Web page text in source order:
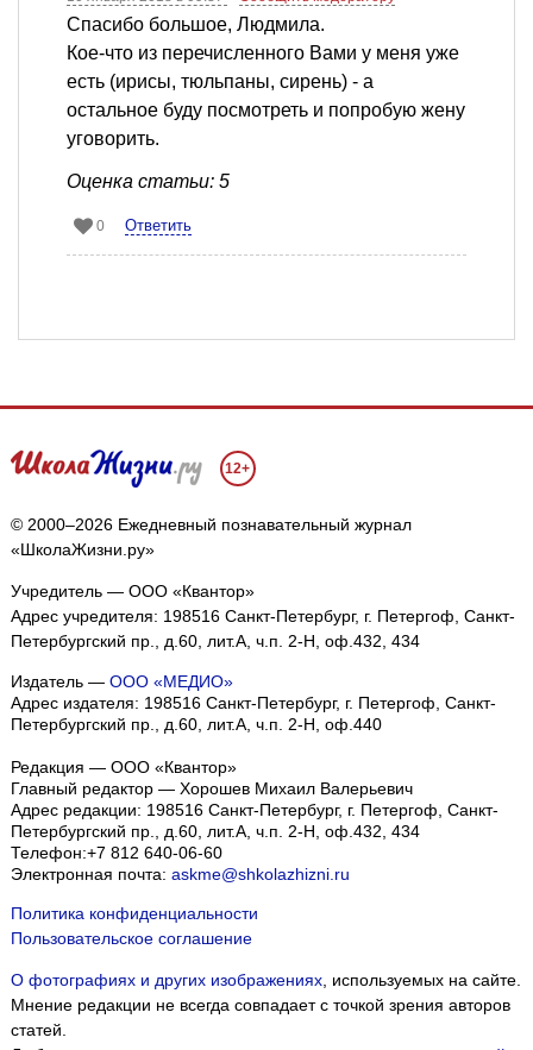
Спасибо большое, Людмила.
Кое-что из перечисленного Вами у меня уже
есть (ирисы, тюльпаны, сирень) - а
остальное буду посмотреть и попробую жену
уговорить.
Оценка статьи: 5
0 Ответить
12+
© 2000–2026 Ежедневный познавательный журнал
«ШколаЖизни.ру»
Учредитель — ООО «Квантор»
Адрес учредителя: 198516 Санкт-Петербург, г. Петергоф, Санкт-
Петербургский пр., д.60, лит.А, ч.п. 2-Н, оф.432, 434
Издатель — ООО «МЕДИО»
Адрес издателя: 198516 Санкт-Петербург, г. Петергоф, Санкт-
Петербургский пр., д.60, лит.А, ч.п. 2-Н, оф.440
Редакция — ООО «Квантор»
Главный редактор — Хорошев Михаил Валерьевич
Адрес редакции: 198516 Санкт-Петербург, г. Петергоф Санкт-
Петербургский пр., д.60, лит.А, ч.п. 2-Н, оф.432, 434
Телефон:+7 812 640-06-60
Электронная почта: askme@shkolazhizni.ru
Политика конфиденциальности
Пользовательское соглашение
О фотографиях и других изображениях, используемых на сайте.
Мнение редакции не всегда совпадает с точкой зрения авторов
статей.